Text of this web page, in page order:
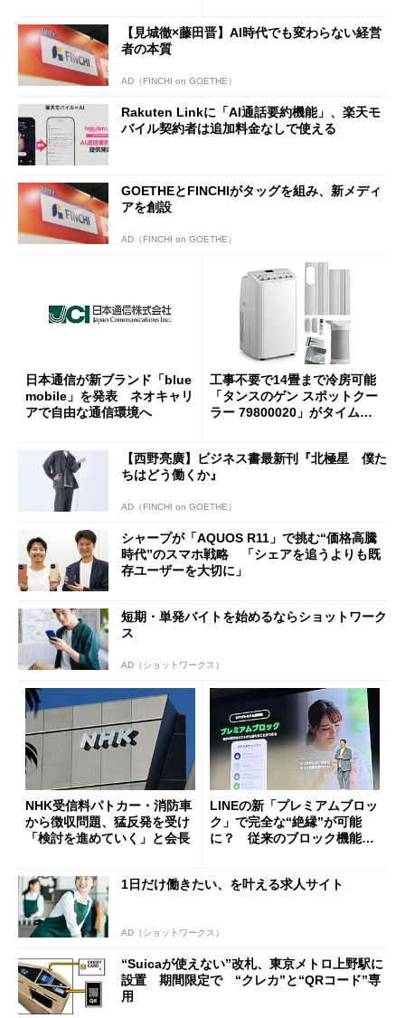
【見城徹×藤田晋】AI時代でも変わらない経営
者の本質
AD（FINCHI on GOETHE）
Rakuten Linkに「AI通話要約機能」、楽天モ
バイル契約者は追加料金なしで使える
GOETHEとFINCHIがタッグを組み、新メディ
アを創設
AD（FINCHI on GOETHE）
日本通信が新ブランド「blue
mobile」を発表 ネオキャリ
アで自由な通信環境へ
工事不要で14畳まで冷房可能
「タンスのゲン スポットクー
ラー 79800020」がタイムセ
【西野亮廣】ビジネス書最新刊『北極星 僕た
ちはどう働くか』
AD（FINCHI on GOETHE）
シャープが「AQUOS R11」で挑む“価格高騰
時代”のスマホ戦略 「シェアを追うよりも既
存ユーザーを大切に」
短期・単発バイトを始めるならショットワーク
ス
AD（ショットワークス）
NHK受信料パトカー・消防車
から徴収問題、猛反発を受け
「検討を進めていく」と会長
LINEの新「プレミアムブロッ
ク」で完全な“絶縁”が可能
に？ 従来のブロック機能と
1日だけ働きたい、を叶える求人サイト
AD（ショットワークス）
“Suicaが使えない”改札、東京メトロ上野駅に
設置 期間限定で “クレカ”と“QRコード”専
用